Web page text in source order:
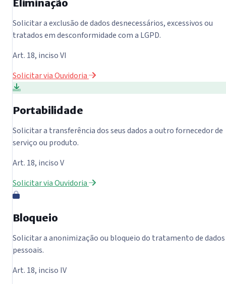
Eliminação
Solicitar a exclusão de dados desnecessários, excessivos ou
tratados em desconformidade com a LGPD.
Art. 18, inciso VI
Solicitar via Ouvidoria
Portabilidade
Solicitar a transferência dos seus dados a outro fornecedor de
serviço ou produto.
Art. 18, inciso V
Solicitar via Ouvidoria
Bloqueio
Solicitar a anonimização ou bloqueio do tratamento de dados
pessoais.
Art. 18, inciso IV